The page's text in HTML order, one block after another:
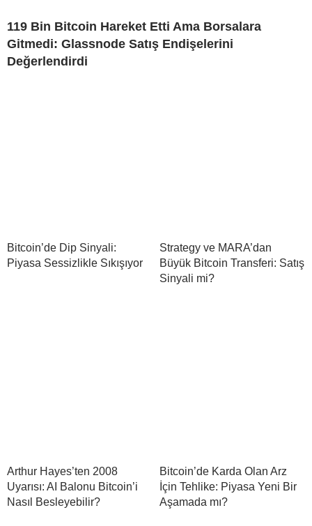
119 Bin Bitcoin Hareket Etti Ama Borsalara
Gitmedi: Glassnode Satış Endişelerini
Değerlendirdi
Bitcoin’de Dip Sinyali:
Piyasa Sessizlikle Sıkışıyor
Strategy ve MARA’dan
Büyük Bitcoin Transferi: Satış
Sinyali mi?
Arthur Hayes’ten 2008
Uyarısı: AI Balonu Bitcoin’i
Nasıl Besleyebilir?
Bitcoin’de Karda Olan Arz
İçin Tehlike: Piyasa Yeni Bir
Aşamada mı?